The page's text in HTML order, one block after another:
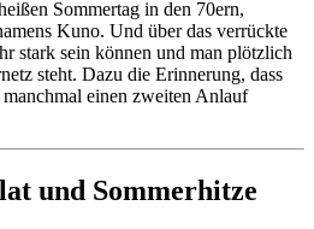
Sommertag in den 70ern,
Kuno. Und über das verrückte
stark sein können und man plötzlich
steht. Dazu die Erinnerung, dass
einen zweiten Anlauf
und Sommerhitze